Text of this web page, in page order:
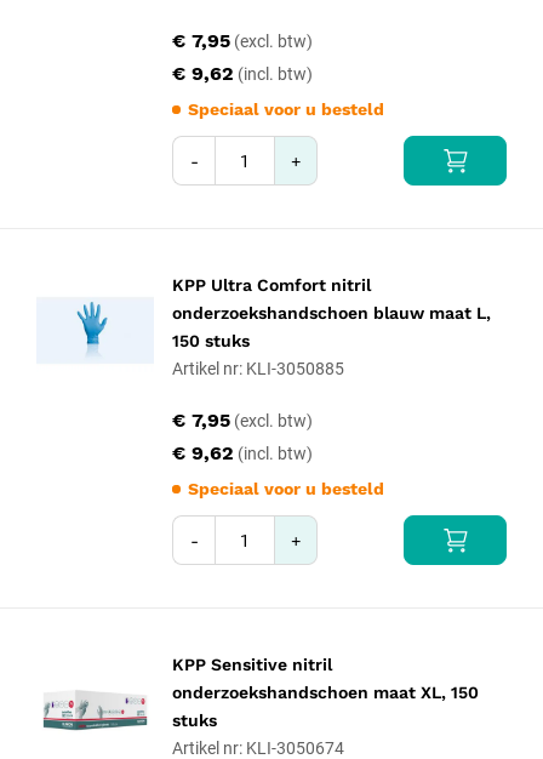
€ 9,62
€ 7,95
Speciaal voor u besteld
- +
KPP Ultra Comfort nitril
onderzoekshandschoen blauw maat L,
150 stuks
Artikel nr: KLI-3050885
€ 9,62
€ 7,95
Speciaal voor u besteld
- +
KPP Sensitive nitril
onderzoekshandschoen maat XL, 150
stuks
Artikel nr: KLI-3050674